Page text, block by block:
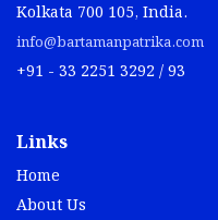
Kolkata 700 105, India.
info@bartamanpatrika.com
+91 - 33 2251 3292 / 93
Links
Home
About Us